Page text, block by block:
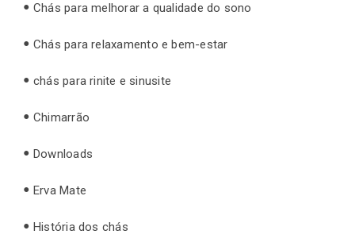
Chás para melhorar a qualidade do sono
Chás para relaxamento e bem-estar
chás para rinite e sinusite
Chimarrão
Downloads
Erva Mate
História dos chás